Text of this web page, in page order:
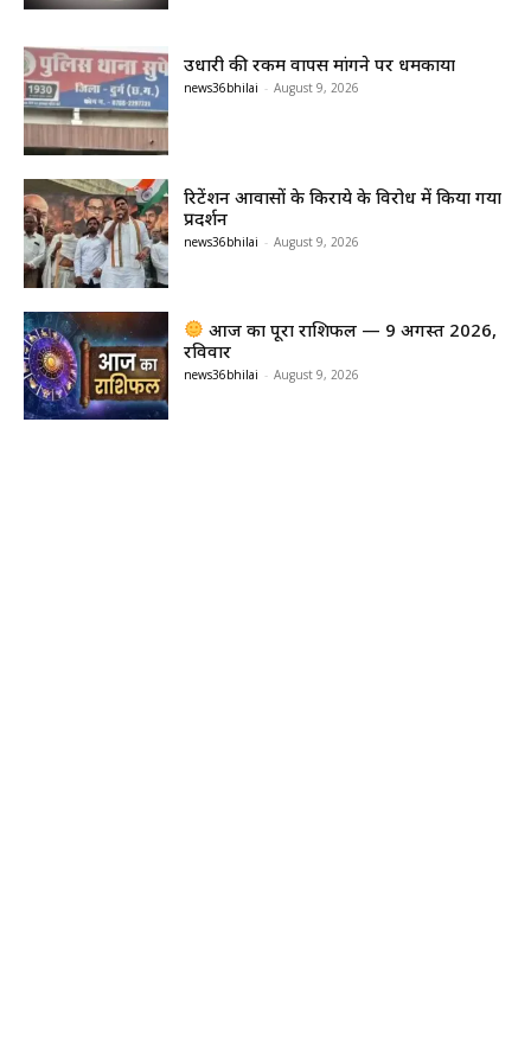
उधारी की रकम वापस मांगने पर धमकाया
news36bhilai - August 9, 2026
रिटेंशन आवासों के किराये के विरोध में किया गया
प्रदर्शन
news36bhilai - August 9, 2026
आज का पूरा राशिफल — 9 अगस्त 2026,
रविवार
news36bhilai - August 9, 2026